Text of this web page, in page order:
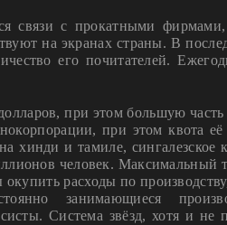
связи с прокатными
на экранах страны. В
его почитателей.
при этом большую
при этом квота
хинди и тамиле, сингалезское
человек.
расходы по
занимающиеся
Система звёзд, хотя и